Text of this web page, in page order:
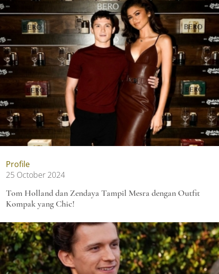
Profile
25 October 2024
Tom Holland dan Zendaya Tampil Mesra dengan Outfit
Kompak yang Chic!